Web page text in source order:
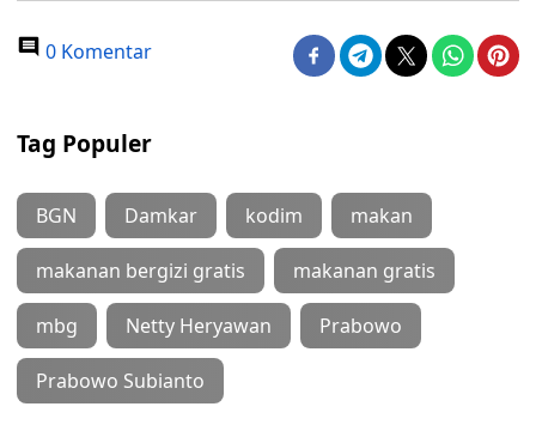
0 Komentar
Tag Populer
BGN Damkar kodim makan
makanan bergizi gratis makanan gratis
mbg Netty Heryawan Prabowo
Prabowo Subianto